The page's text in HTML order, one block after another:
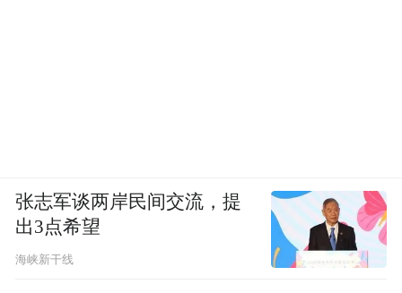
张志军谈两岸民间交流，提
出3点希望
海峡新干线